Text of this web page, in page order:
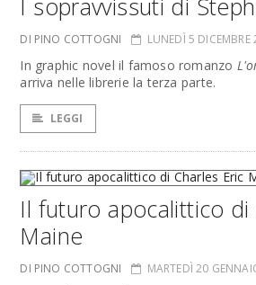
I sopravvissuti di
DI PINO COTTOGNI LUNEDÌ 5 DICEMBRE
In graphic novel il famoso romanzo
arriva nelle librerie la terza parte.
LEGGI
Il futuro apocalittico di
Maine
DI PINO COTTOGNI MARTEDÌ 20